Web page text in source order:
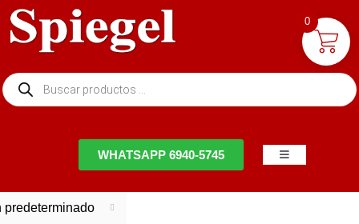
WHATSAPP 6940-5745
predeterminado
0